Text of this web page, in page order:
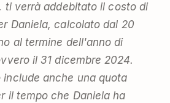
ti verrà addebitato il costo di
Daniela, calcolato dal 20
al termine dell'anno di
il 31 dicembre 2024.
include anche una quota
il tempo che Daniela ha